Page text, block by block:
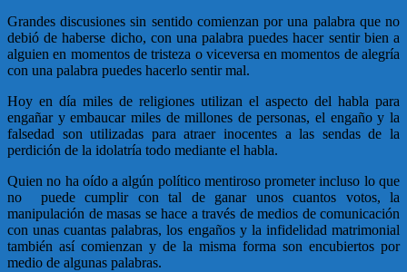
Grandes discusiones sin sentido comienzan por una palabra que no
debió de haberse dicho, con una palabra puedes hacer sentir bien a
alguien en momentos de tristeza o viceversa en momentos de alegría
con una palabra puedes hacerlo sentir mal.
Hoy en día miles de religiones utilizan el aspecto del habla para
engañar y embaucar miles de millones de personas, el engaño y la
falsedad son utilizadas para atraer inocentes a las sendas de la
perdición de la idolatría todo mediante el habla.
Quien no ha oído a algún político mentiroso prometer incluso lo que
no puede cumplir con tal de ganar unos cuantos votos, la
manipulación de masas se hace a través de medios de comunicación
con unas cuantas palabras, los engaños y la infidelidad matrimonial
también así comienzan y de la misma forma son encubiertos por
medio de algunas palabras.